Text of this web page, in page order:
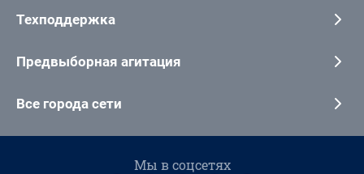
Техподдержка
Предвыборная агитация
Все города сети
Мы в соцсетях